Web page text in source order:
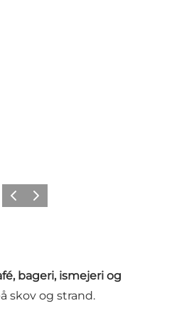
Forrige billede
Næste billede
bageri, ismejeri og
skov og strand.